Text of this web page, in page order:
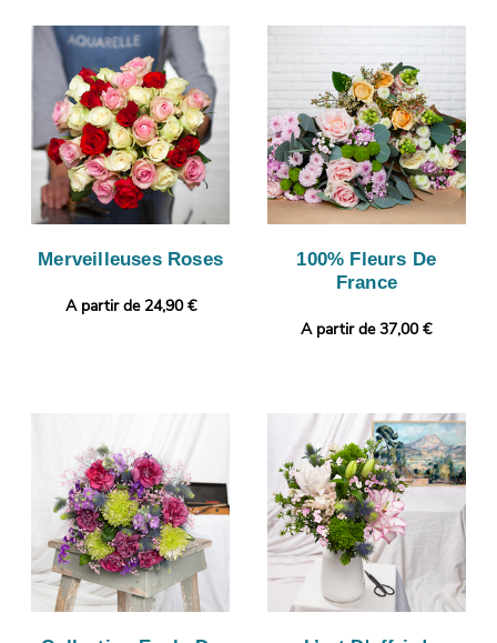
Merveilleuses Roses
A partir de 24,90 €
100% Fleurs De
France
A partir de 37,00 €